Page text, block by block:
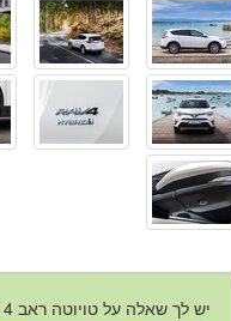
יש לך שאלה על טויוטה ראב 4 היברידי 2016 - 2018 החדשה?